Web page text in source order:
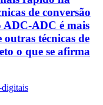
de conversão
ADC é mais
técnicas de
o que se afirma
digitais